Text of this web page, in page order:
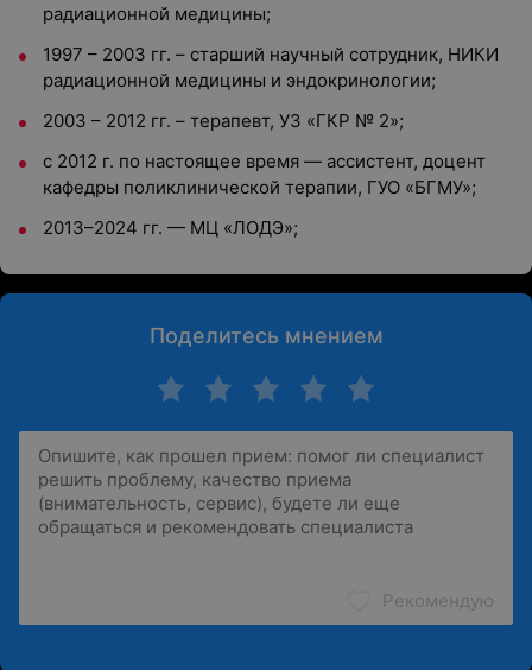
радиационной медицины;
1997 – 2003 гг. – старший научный сотрудник, НИКИ
радиационной медицины и эндокринологии;
2003 – 2012 гг. – терапевт, УЗ «ГКР № 2»;
с 2012 г. по настоящее время — ассистент, доцент
кафедры поликлинической терапии, ГУО «БГМУ»;
2013–2024 гг. — МЦ «ЛОДЭ»;
Поделитесь мнением
Рекомендую